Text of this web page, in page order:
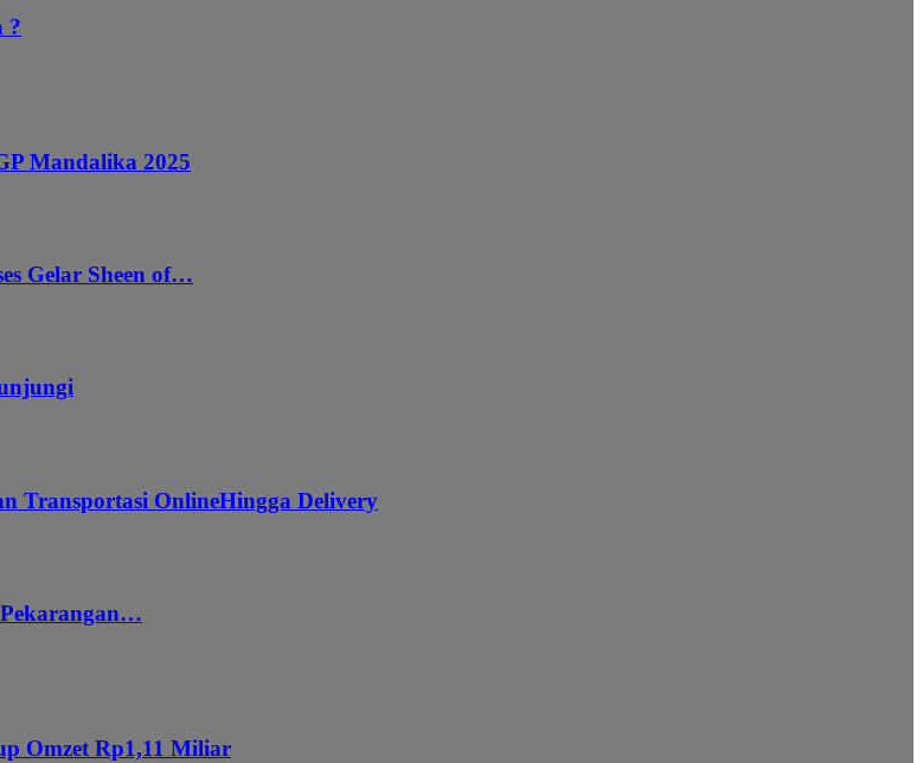
?
Mandalika 2025
Gelar Sheen of…
Transportasi OnlineHingga Delivery
Omzet Rp1,11 Miliar